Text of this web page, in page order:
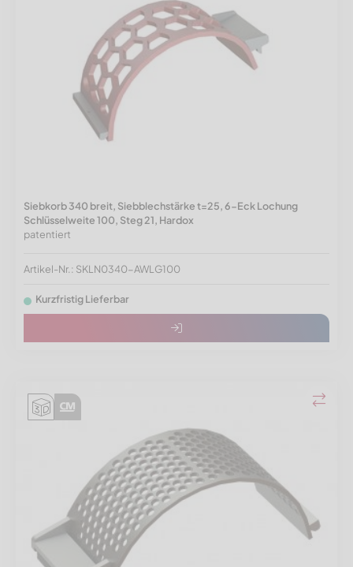
Siebkorb 340 breit, Siebblechstärke t=25, 6-Eck Lochung
Schlüsselweite 100, Steg 21, Hardox
patentiert
Artikel-Nr.: SKLN0340-AWLG100
Kurzfristig Lieferbar